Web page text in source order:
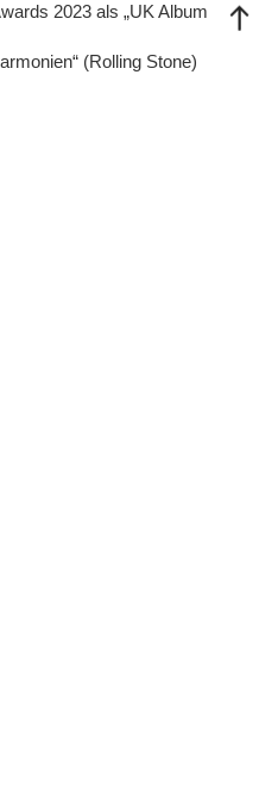
2023 als „UK Album
(Rolling Stone)